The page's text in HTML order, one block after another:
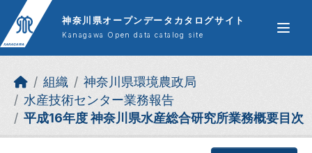
Skip to main content
神奈川県オープンデータカタログサイト
Kanagawa Open data catalog site
組織
神奈川県環境農政局
水産技術センター業務報告
平成16年度 神奈川県水産総合研究所業務概要目次